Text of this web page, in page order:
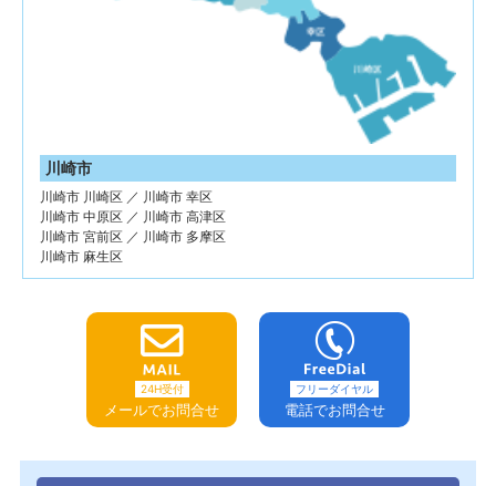
川崎市
川崎市 川崎区 ／ 川崎市 幸区
川崎市 中原区 ／ 川崎市 高津区
川崎市 宮前区 ／ 川崎市 多摩区
川崎市 麻生区
24H受付
メールでお問合せ
フリーダイヤル
電話でお問合せ